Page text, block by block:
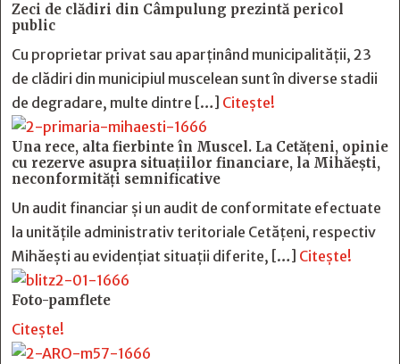
Zeci de clădiri din Câmpulung prezintă pericol
public
Cu proprietar privat sau aparținând municipalității, 23
de clădiri din municipiul muscelean sunt în diverse stadii
de degradare, multe dintre […] Citește!
Una rece, alta fierbinte în Muscel. La Cetăţeni, opinie
cu rezerve asupra situaţiilor financiare, la Mihăeşti,
neconformităţi semnificative
Un audit financiar și un audit de conformitate efectuate
la unitățile administrativ teritoriale Cetățeni, respectiv
Mihăești au evidențiat situații diferite, […] Citește!
Foto-pamflete
Citește!